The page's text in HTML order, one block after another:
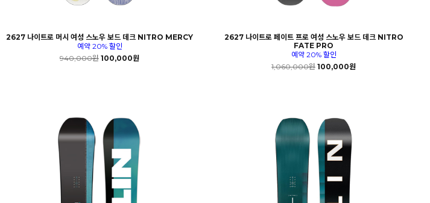
2627 나이트로 머시 여성 스노우 보드 데크 NITRO MERCY
예약 20% 할인
940,000원 100,000원
2627 나이트로 페이트 프로 여성 스노우 보드 데크 NITRO
FATE PRO
예약 20% 할인
1,060,000원 100,000원